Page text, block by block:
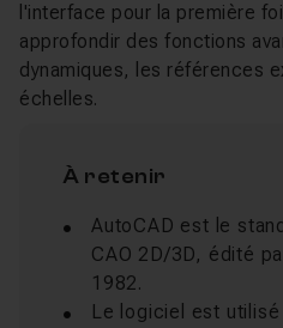
l'interface pour la première
approfondir des fonctions
dynamiques, les références
échelles.
À retenir
AutoCAD est le
CAO 2D/3D, édité
1982.
Le logiciel est